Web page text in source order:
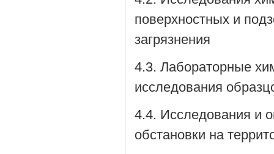
поверхностных и
загрязнения
4.3. Лабораторные
исследования
4.4. Исследования и
обстановки на